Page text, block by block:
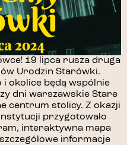
19 lipca rusza druga
Urodzin Starówki.
okolice będą wspólnie
dni warszawskie Stare
centrum stolicy. Z okazji
przygotowało
interaktywna mapa
informacje